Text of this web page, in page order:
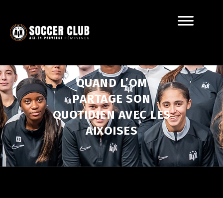
QUAND L’OM
PARTAGE SON
QUOTIDIEN AVEC LES
AIXOISES